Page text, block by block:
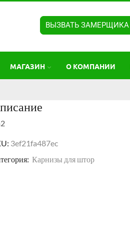
ВЫЗВАТЬ ЗАМЕРЩИКА
МАГАЗИН О КОМПАНИИ
3ef21fa487ec
Карнизы для штор